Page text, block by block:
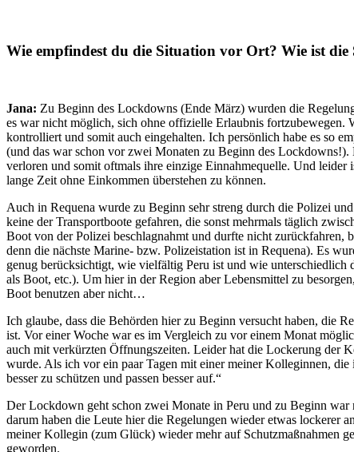
Wie empfindest du die Situation vor Ort? Wie ist die
Jana: Zu Beginn des Lockdowns (Ende März) wurden die
es war nicht möglich, sich ohne offizielle Erlaubnis fortzubewegen.
kontrolliert und somit auch eingehalten. Ich persönlich habe es so
(und das war schon vor zwei Monaten zu Beginn des
verloren und somit oftmals ihre einzige Einnahmequelle. Und leider
lange Zeit ohne Einkommen überstehen zu können.
Auch in Requena wurde zu Beginn sehr streng durch die Polizei
keine der Transportboote gefahren, die sonst mehrmals täglich
Boot von der Polizei beschlagnahmt und durfte nicht
denn die nächste Marine- bzw. Polizeistation ist in Requena). Es
genug berücksichtigt, wie vielfältig Peru ist und wie unterschiedlich
als Boot, etc.). Um hier in der Region aber Lebensmittel zu
Boot benutzen aber nicht…
Ich glaube, dass die Behörden hier zu Beginn versucht haben, die
ist. Vor einer Woche war es im Vergleich zu vor einem Monat
auch mit verkürzten Öffnungszeiten. Leider hat die Lockerung der
wurde. Als ich vor ein paar Tagen mit einer meiner Kolleginnen, die
besser zu schützen und passen besser auf.“
Der Lockdown geht schon zwei Monate in Peru und zu Beginn war
darum haben die Leute hier die Regelungen wieder etwas lockerer
meiner Kollegin (zum Glück) wieder mehr auf Schutzmaßnahmen
geworden.